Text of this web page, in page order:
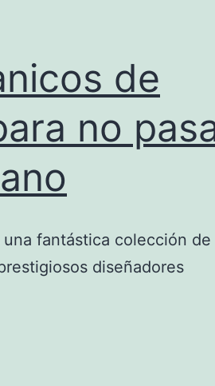
de
no
fantástica colección de
diseñadores